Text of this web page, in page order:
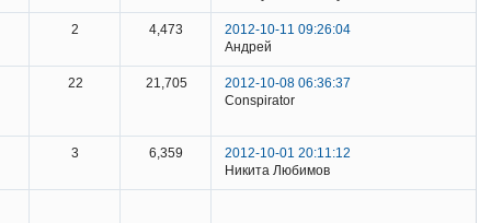
2 4,473
2012-10-11 09:26:04
Андрей
22 21,705
2012-10-08 06:36:37
Conspirator
3 6,359
2012-10-01 20:11:12
Никита Любимов